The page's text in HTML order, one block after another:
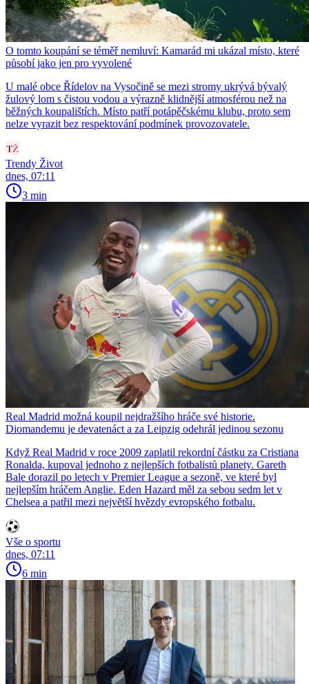
O tomto koupání se téměř nemluví: Kamarád mi ukázal místo, které
působí jako jen pro vyvolené
U malé obce Řídelov na Vysočině se mezi stromy ukrývá bývalý
žulový lom s čistou vodou a výrazně klidnější atmosférou než na
běžných koupalištích. Místo patří potápěčskému klubu, proto sem
nelze vyrazit bez respektování podmínek provozovatele.
Trendy Život
dnes, 07:11
3 min
Real Madrid možná koupil nejdražšího hráče své historie.
Diomandemu je devatenáct a za Leipzig odehrál jedinou sezonu
Když Real Madrid v roce 2009 zaplatil rekordní částku za Cristiana
Ronalda, kupoval jednoho z nejlepších fotbalistů planety. Gareth
Bale dorazil po letech v Premier League a sezoně, ve které byl
nejlepším hráčem Anglie. Eden Hazard měl za sebou sedm let v
Chelsea a patřil mezi největší hvězdy evropského fotbalu.
Vše o sportu
dnes, 07:11
6 min